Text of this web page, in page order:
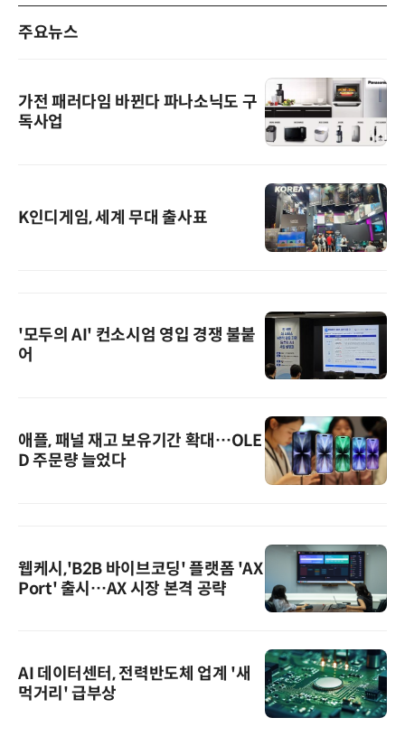
주요뉴스
가전 패러다임 바뀐다 파나소닉도 구
독사업
K인디게임, 세계 무대 출사표
'모두의 AI' 컨소시엄 영입 경쟁 불붙
어
애플, 패널 재고 보유기간 확대…OLE
D 주문량 늘었다
웹케시,'B2B 바이브코딩' 플랫폼 'AX
Port' 출시…AX 시장 본격 공략
AI 데이터센터, 전력반도체 업계 '새
먹거리' 급부상